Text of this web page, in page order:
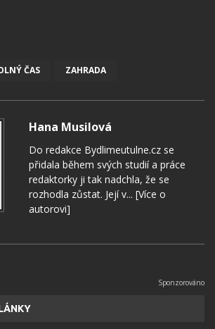
ČAS ZAHRADA
Hana Musilová
Do redakce Bydlimeutulne.cz se
přidala během svých studií a práce
redaktorky ji tak nadchla, že se
rozhodla zůstat. Její v... [Více o
autorovi]